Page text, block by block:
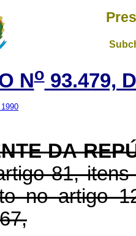
No93.479,
DA
81,
no artigo